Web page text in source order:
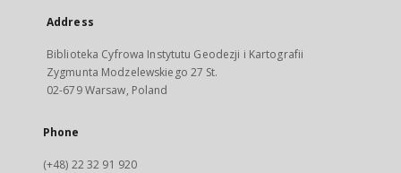
Address
Biblioteka Cyfrowa Instytutu Geodezji i Kartografii
Zygmunta Modzelewskiego 27 St.
02-679 Warsaw, Poland
Phone
(+48) 22 32 91 920